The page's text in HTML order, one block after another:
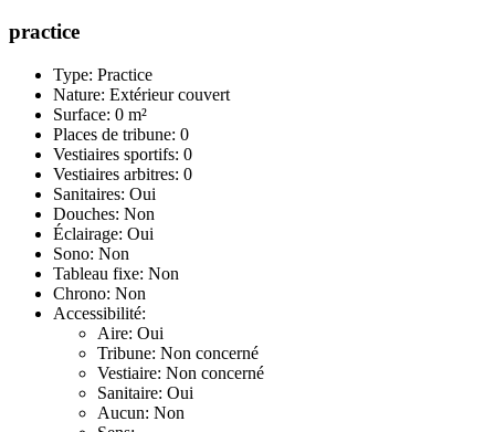
practice
Type: Practice
Nature: Extérieur couvert
Surface: 0 m²
Places de tribune: 0
Vestiaires sportifs: 0
Vestiaires arbitres: 0
Sanitaires: Oui
Douches: Non
Éclairage: Oui
Sono: Non
Tableau fixe: Non
Chrono: Non
Accessibilité:
Aire: Oui
Tribune: Non concerné
Vestiaire: Non concerné
Sanitaire: Oui
Aucun: Non